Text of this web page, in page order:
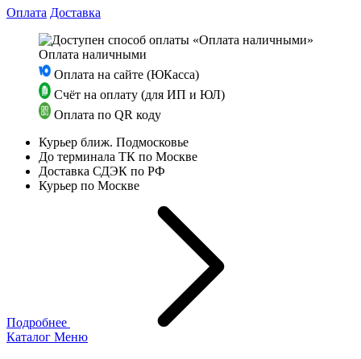
Оплата Доставка
Оплата наличными
Оплата на сайте (ЮКасса)
Счёт на оплату (для ИП и ЮЛ)
Оплата по QR коду
Курьер ближ. Подмосковье
До терминала ТК по Москве
Доставка СДЭК по РФ
Курьер по Москве
Подробнее
Каталог Меню